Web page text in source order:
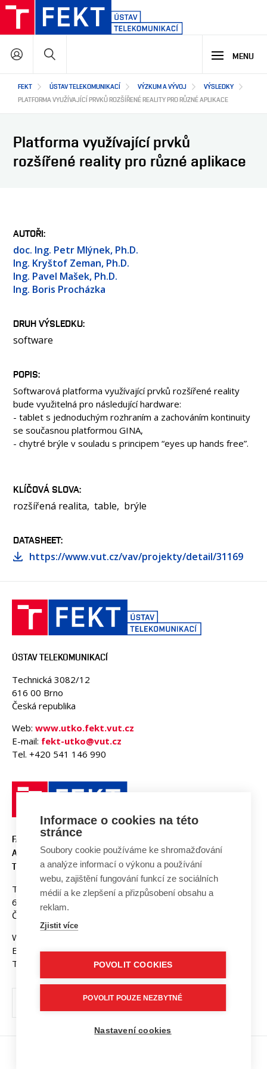
Přejít
hlavnímu
obsahu
Hlavní
navigace
STUDIUM
NABÍDKA STUDIJNÍCH PROGRAMŮ
NAŠI PARTNEŘI
O ÚSTAVU
OSOBY
LABORATOŘE
KONTAKT
EN
MENU
FEKT ÚSTAV TELEKOMUNIKACÍ VÝZKUM A VÝVOJ
VÝSLEDKY
PLATFORMA VYUŽÍVAJÍCÍ PRVKŮ ROZŠÍŘENÉ REALITY PRO RŮZNÉ APLIKACE
Platforma využívající prvků
rozšířené reality pro různé aplikace
AUTOŘI
doc. Ing. Petr Mlýnek, Ph.D.
Ing. Kryštof Zeman, Ph.D.
Ing. Pavel Mašek, Ph.D.
Ing. Boris Procházka
DRUH VÝSLEDKU
software
POPIS
Softwarová platforma využívající prvků rozšířené reality
bude využitelná pro následující hardware:
- tablet s jednoduchým rozhraním a zachováním kontinuity
se současnou platformou GINA,
- chytré brýle v souladu s principem “eyes up hands free”.
KLÍČOVÁ SLOVA
rozšířená realita table brýle
DATASHEET
https://www.vut.cz/vav/projekty/detail/31169
ÚSTAV TELEKOMUNIKACÍ
Technická 3082/12
616 00 Brno
Česká republika
Web: www.utko.fekt.vut.cz
E-mail: fekt-utko@vut.cz
Tel. +420 541 146 990
FAKULTA ELEKTROTECHNIKY
A KOMUNIKAČNÍCH
TECHNOLOGIÍ, VUT V BRNĚ
Technická 3058/10
616 00 Brno
Česká republika
Web:
E-mail:fekt-info@vut.cz
Tel: +420 541 141 111
Informace o cookies na této
stránce
Soubory cookie používáme ke shromažďování
a analýze informací o výkonu a používání
webu, zajištění fungování funkcí ze sociálních
médií a ke zlepšení a přizpůsobení obsahu a
reklam.
Zjistit více
POVOLIT COOKIES
POVOLIT POUZE NEZBYTNÉ
Nastavení cookies